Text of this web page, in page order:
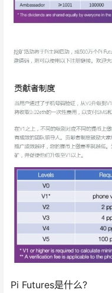
Pi Futures是什么?